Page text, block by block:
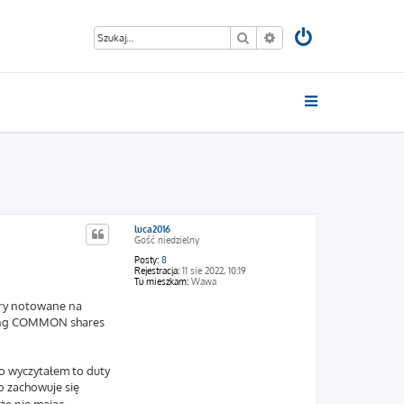
Szukaj Wyszukiwanie
luca2016
Gość niedzielny
Posty: 8
Rejestracja: 11 sie 2022, 10:19
Tu mieszkam: Wawa
notowane na
COMMON shares
wyczytałem to duty
zachowuje się